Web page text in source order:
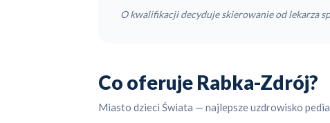
O kwalifikacji decyduje skierowanie od lekarza
Co oferuje Rabka-Zdrój?
Miasto dzieci Świata — najlepsze uzdrowisko